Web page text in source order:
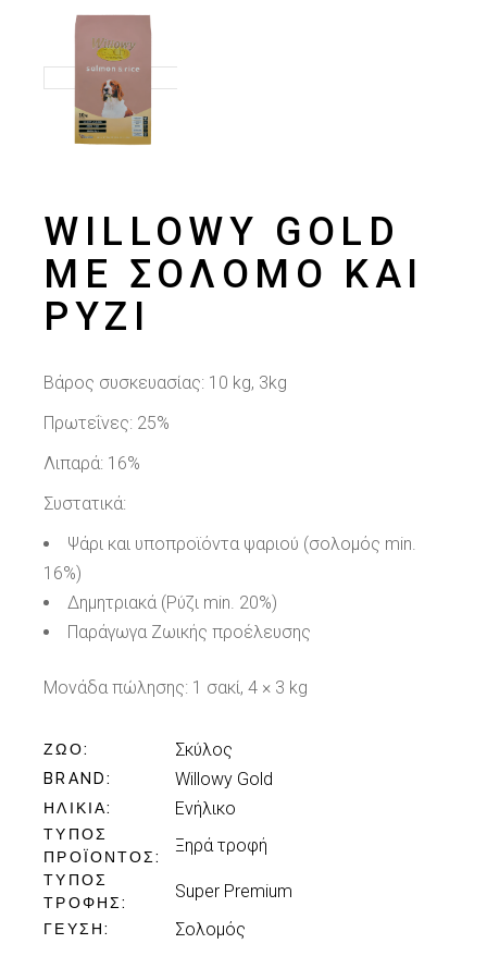
WILLOWY GOLD
ΜΕ ΣΟΛΟΜΌ ΚΑΙ
ΡΎΖΙ
Βάρος συσκευασίας: 10 kg, 3kg
Πρωτεΐνες: 25%
Λιπαρά: 16%
Συστατικά:
Ψάρι και υποπροϊόντα ψαριού (σολομός min.
16%)
Δημητριακά (Ρύζι min. 20%)
Παράγωγα Ζωικής προέλευσης
Μονάδα πώλησης: 1 σακί, 4 × 3 kg
ΖΏΟ Σκύλος
BRAND Willowy Gold
ΗΛΙΚΊΑ Ενήλικo
ΤΎΠΟΣ
ΠΡΟΪΌΝΤΟΣ
Ξηρά τροφή
ΤΎΠΟΣ
ΤΡΟΦΉΣ
Super Premium
ΓΕΎΣΗ Σολομός